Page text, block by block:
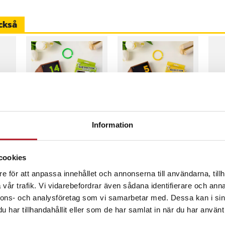
Information
för att anpassa innehållet och annonserna till användarna,
trafik. Vi vidarebefordrar även sådana identifierare och
och analysföretag som vi samarbetar med. Dessa kan i
har tillhandahållit eller som de har samlat in när du har
med säker och stabil
till ett praktiskt val för flera
pack
Köp
Mattekort
Köp